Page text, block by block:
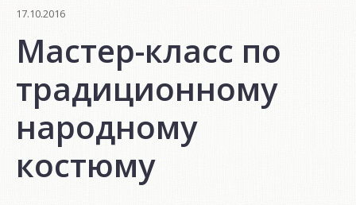
17.10.2016
Мастер-класс по
традиционному
народному
костюму